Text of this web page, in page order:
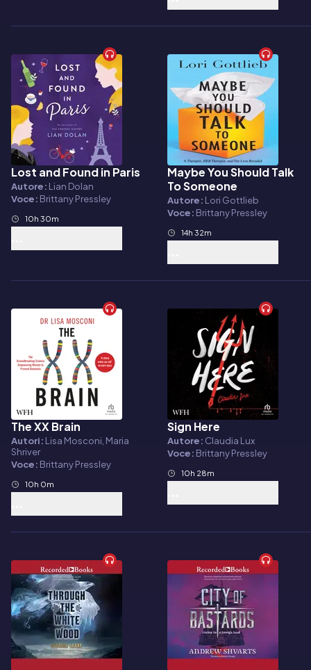
Audiolibro
Lost and Found in Paris
Autore: Lian Dolan
Voce: Brittany Pressley
10h 30m
Audiolibro
Maybe You Should Talk
To Someone
Autore: Lori Gottlieb
Voce: Brittany Pressley
14h 32m
Audiolibro
The XX Brain
Autori: Lisa Mosconi, Maria
Shriver
Voce: Brittany Pressley
10h 0m
Audiolibro
Sign Here
Autore: Claudia Lux
Voce: Brittany Pressley
10h 28m